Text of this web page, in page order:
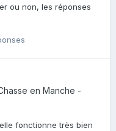
ou non, les réponses
en Manche -
fonctionne très bien